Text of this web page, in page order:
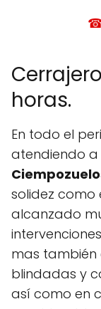
☎
horas.
En todo el
atendiendo a
solidez
alcanzado
mas también
blindadas y
así como en